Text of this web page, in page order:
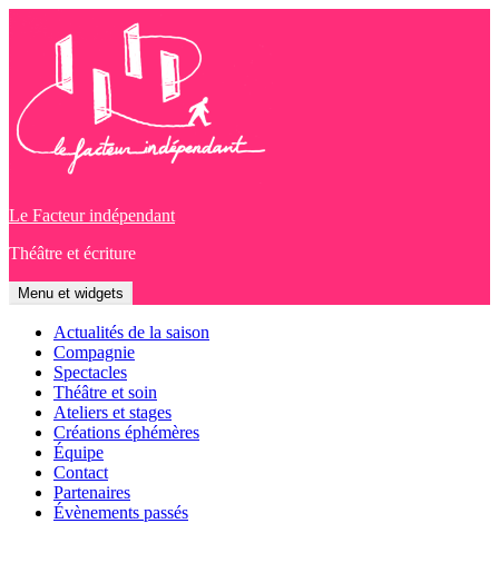
contenu
Le Facteur indépendant
Théâtre et écriture
Menu et widgets
Actualités de la saison
Compagnie
Spectacles
Théâtre et soin
Ateliers et stages
Créations éphémères
Équipe
Contact
Partenaires
Évènements passés